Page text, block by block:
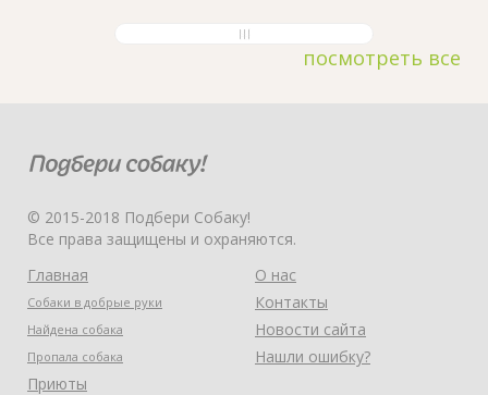
посмотреть все
© 2015-2018 Подбери Собаку!
Все права защищены и охраняются.
Главная
Собаки в добрые руки
Найдена собака
Пропала собака
Приюты
О нас
Контакты
Новости сайта
Нашли ошибку?